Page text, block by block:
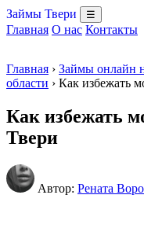
Займы Твери ☰
Главная О нас Контакты
Главная › Займы онлайн
области › Как
Как избежать
Твери
Автор: Рената